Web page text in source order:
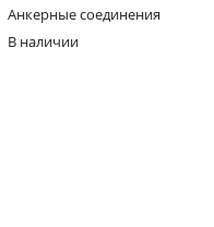
Анкерные соединения
В наличии